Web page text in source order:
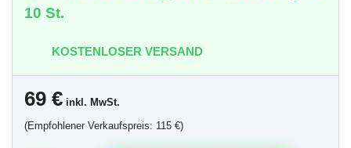
10 St.
KOSTENLOSER VERSAND
69 € inkl. MwSt.
(Empfohlener Verkaufspreis: 115 €)